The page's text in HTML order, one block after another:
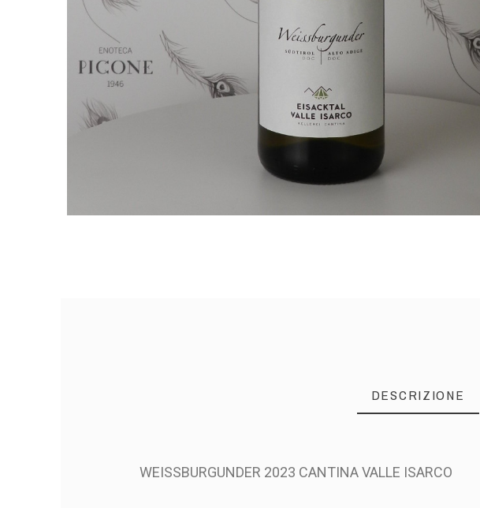
DESCRIZIONE
WEISSBURGUNDER 2023 CANTINA VALLE ISARCO